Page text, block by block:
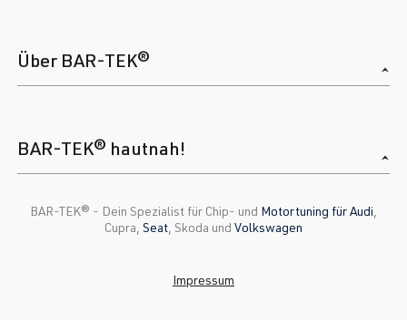
Über BAR-TEK®
BAR-TEK® hautnah!
BAR-TEK®️ - Dein Spezialist für Chip- und Motortuning für Audi
Cupra, Seat , Skoda und Volkswagen
Impressum